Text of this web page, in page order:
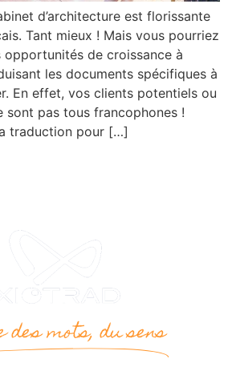
d’architecture est florissante
Tant mieux ! Mais vous pourriez
opportunités de croissance à
les documents spécifiques à
En effet, vos clients potentiels ou
sont pas tous francophones !
traduction pour […]
des mots, du sens